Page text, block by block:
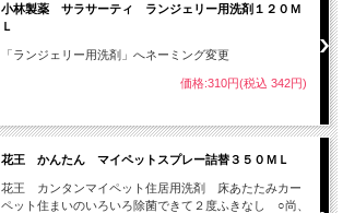
小林製薬 サラサーティ ランジェリー用洗剤１２０Ｍ
Ｌ
「ランジェリー用洗剤」へネーミング変更
価格:310円(税込 342円)
花王 かんたん マイペットスプレー詰替３５０ＭＬ
花王 カンタンマイペット住居用洗剤 床あたたみカー
ペット住まいのいろいろ除菌できて２度ふきなし ○尚、